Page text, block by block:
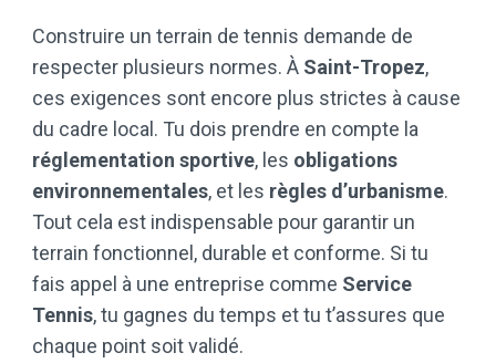
Construire un terrain de tennis demande de
respecter plusieurs normes. À Saint-Tropez,
ces exigences sont encore plus strictes à cause
du cadre local. Tu dois prendre en compte la
réglementation sportive, les obligations
environnementales, et les règles d’urbanisme.
Tout cela est indispensable pour garantir un
terrain fonctionnel, durable et conforme. Si tu
fais appel à une entreprise comme Service
Tennis, tu gagnes du temps et tu t’assures que
chaque point soit validé.